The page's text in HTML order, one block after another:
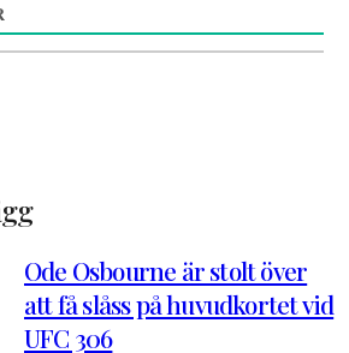
Ode Osbourne är stolt över
att få slåss på huvudkortet vid
UFC 306